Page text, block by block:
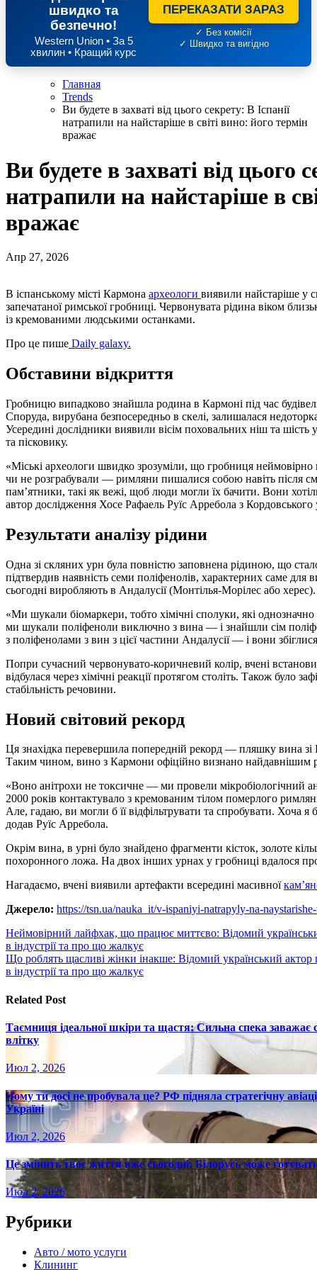
швидко та
безпечно!
Western Union • За 5
хвилин • Кращий курс
ПЕРЕКАЗАТИ ЗАРАЗ
✓ Без комісії
✓ Швидко та вигідно
Главная
Trends
Ви будете в захваті від цього секрету: В Іспанії
натрапили на найстаріше в світі вино: його термін
вражає
Ви будете в захваті від цього
натрапили на найстаріше в
вражає
Апр 27, 2026
В іспанському місті Кармона археологи виявили найстаріше у
запечатаної римської гробниці. Червонувата рідина віком
із кремованими людськими останками.
Про це пише Daily galaxy.
Обставини відкриття
Гробницю випадково знайшла родина в Кармоні під час
Споруда, вирубана безпосередньо в скелі, залишалася
Усередині дослідники виявили вісім поховальних ніш та
та пісковику.
«Міські археологи швидко зрозуміли, що гробниця неймовірно
чи не розграбували — римляни пишалися собою навіть після
пам’ятники, такі як вежі, щоб люди могли їх бачити. Вони
автор дослідження Хосе Рафаель Руїс Арребола з Кордовського
Результати аналізу рідини
Одна зі скляних урн була повністю заповнена рідиною, що
підтвердив наявність семи поліфенолів, характерних саме
сьогодні виробляють в Андалусії (Монтілья-Морілес або херес).
«Ми шукали біомаркери, тобто хімічні сполуки, які
ми шукали поліфеноли виключно з вина — і знайшли сім
з поліфенолами з вин з цієї частини Андалусії — і вони
Попри сучасний червонувато-коричневий колір, вчені
відбулася через хімічні реакції протягом століть. Також було
стабільність речовини.
Новий світовий рекорд
Ця знахідка перевершила попередній рекорд — пляшку вина
Таким чином, вино з Кармони офіційно визнано найдавнішим
«Воно анітрохи не токсичне — ми провели мікробіологічний
2000 років контактувало з кремованим тілом померлого
Але, гадаю, ви могли б її відфільтрувати та спробувати. Хоча
додав Руїс Арребола.
Окрім вина, в урні було знайдено фрагменти кісток, золоте
похоронного ложа. На двох інших урнах у гробниці вдалося
Нагадаємо, вчені виявили артефакти всередині масивної
Джерело: https://tsn.ua/nauka_it/v-ispaniyi-natrapyly-na-
Навигация
по
записям
Неймовірний лайфхак, що працює миттєво: Відомий
в індустрії та про що жалкує
Що роблять щасливі жінки інакше: Відомий український
в індустрії та про що жалкує
Related Post
Таємниця ідеальної шкіри та щастя: Сильна спека
влітку
Июл 2, 2026
Чому ти досі не пробувала це? РФ підняла стратегічну
Україні
Июл 2, 2026
Це змінить твоє життя вже сьогодні: Білорусь може
Июл 2, 2026
Рубрики
Авто / мото услуги
Клининг